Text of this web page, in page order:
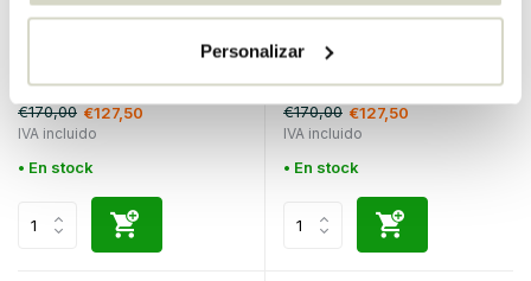
Personalizar
Hubsch
Siempre heces de color gris
€170,00 €127,50
IVA incluido
• En stock
Hubsch
Always stool petrol
€170,00 €127,50
IVA incluido
• En stock